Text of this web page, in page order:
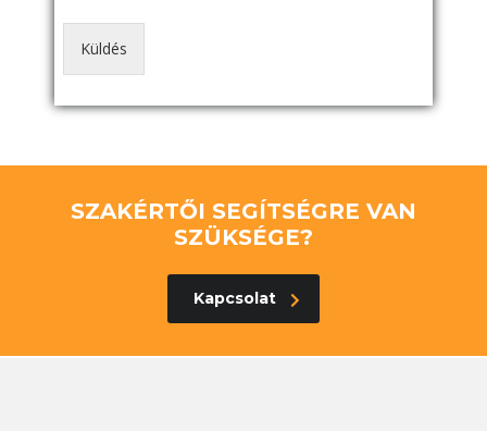
Küldés
SZAKÉRTŐI SEGÍTSÉGRE VAN
SZÜKSÉGE?
Kapcsolat